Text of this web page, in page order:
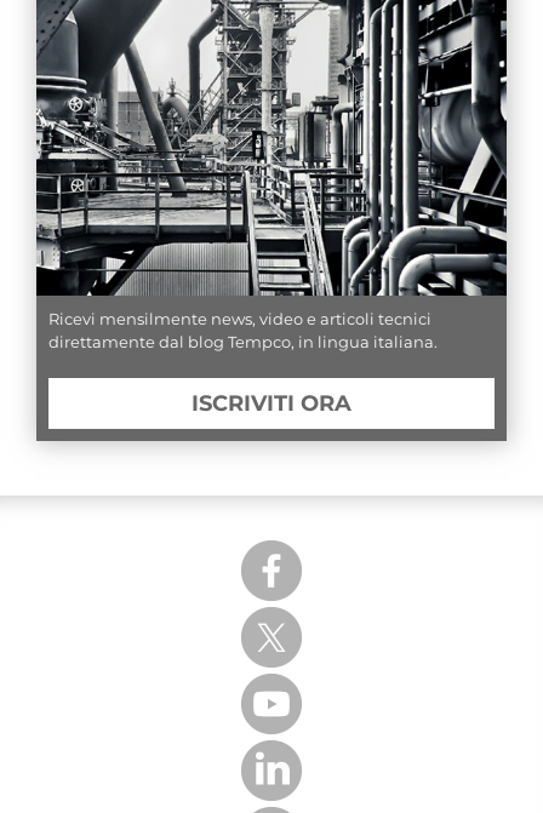
Ricevi mensilmente news, video e articoli tecnici
direttamente dal blog Tempco, in lingua italiana.
ISCRIVITI ORA